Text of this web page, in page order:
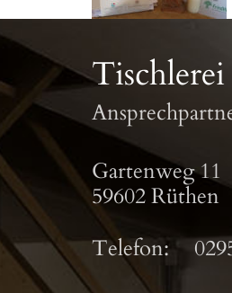
Gartenweg 11
59602 Rüthen
Telefon: